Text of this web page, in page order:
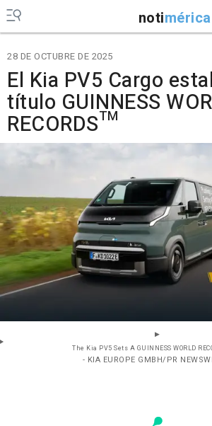
notimérica
28 DE OCTUBRE DE 2025
El Kia PV5 Cargo
título GUINNESS
RECORDS™
The Kia PV5 Sets A GUINNESS WORLD
- KIA EUROPE GMBH/PR